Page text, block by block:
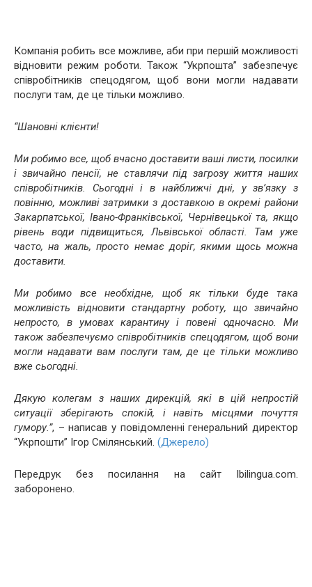
Компанія робить все можливе, аби при першій можливості
відновити режим роботи. Також “Укрпошта” забезпечує
співробітників спецодягом, щоб вони могли надавати
послуги там, де це тільки можливо.
“Шановні клієнти!
Ми робимо все, щоб вчасно доставити ваші листи, посилки
і звичайно пенсії, не ставлячи під загрозу життя наших
співробітників. Сьогодні і в найближчі дні, у зв’язку з
повінню, можливі затримки з доставкою в окремі райони
Закарпатської, Івано-Франківської, Чернівецької та, якщо
рівень води підвищиться, Львівської області. Там уже
часто, на жаль, просто немає доріг, якими щось можна
доставити.
Ми робимо все необхідне, щоб як тільки буде така
можливість відновити стандартну роботу, що звичайно
непросто, в умовах карантину і повені одночасно. Ми
також забезпечуємо співробітників спецодягом, щоб вони
могли надавати вам послуги там, де це тільки можливо
вже сьогодні.
Дякую колегам з наших дирекцій, які в цій непростій
ситуації зберігають спокій, і навіть місцями почуття
гумору.”, – написав у повідомленні генеральний директор
“Укрпошти” Ігор Смілянський. (Джерело)
Передрук без посилання на сайт Ibilingua.com.
заборонено.